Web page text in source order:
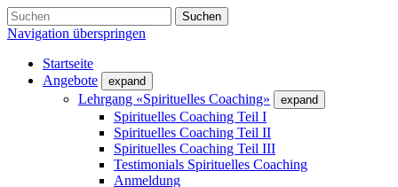
Suchen
Navigation überspringen
Startseite
Angebote
expand
Lehrgang «Spirituelles Coaching» expand
Spirituelles Coaching Teil I
Spirituelles Coaching Teil II
Spirituelles Coaching Teil III
Testimonials Spirituelles Coaching
Anmeldung